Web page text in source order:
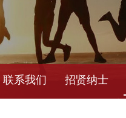
联系我们 招贤纳士